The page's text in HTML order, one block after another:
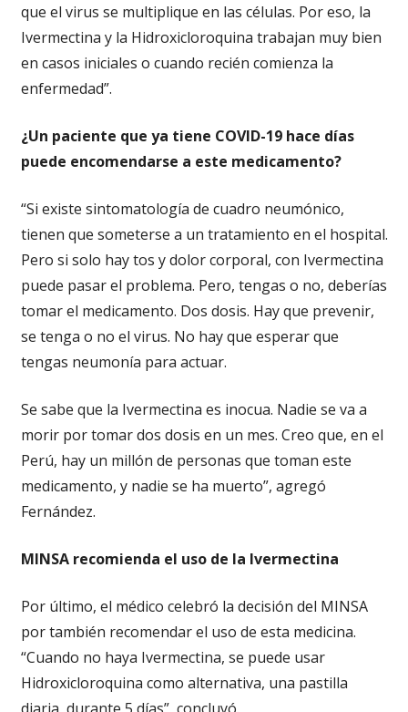
que el virus se multiplique en las células. Por eso, la
Ivermectina y la Hidroxicloroquina trabajan muy bien
en casos iniciales o cuando recién comienza la
enfermedad”.
¿Un paciente que ya tiene COVID-19 hace días
puede encomendarse a este medicamento?
“Si existe sintomatología de cuadro neumónico,
tienen que someterse a un tratamiento en el hospital.
Pero si solo hay tos y dolor corporal, con Ivermectina
puede pasar el problema. Pero, tengas o no, deberías
tomar el medicamento. Dos dosis. Hay que prevenir,
se tenga o no el virus. No hay que esperar que
tengas neumonía para actuar.
Se sabe que la Ivermectina es inocua. Nadie se va a
morir por tomar dos dosis en un mes. Creo que, en el
Perú, hay un millón de personas que toman este
medicamento, y nadie se ha muerto”, agregó
Fernández.
MINSA recomienda el uso de la Ivermectina
Por último, el médico celebró la decisión del MINSA
por también recomendar el uso de esta medicina.
“Cuando no haya Ivermectina, se puede usar
Hidroxicloroquina como alternativa, una pastilla